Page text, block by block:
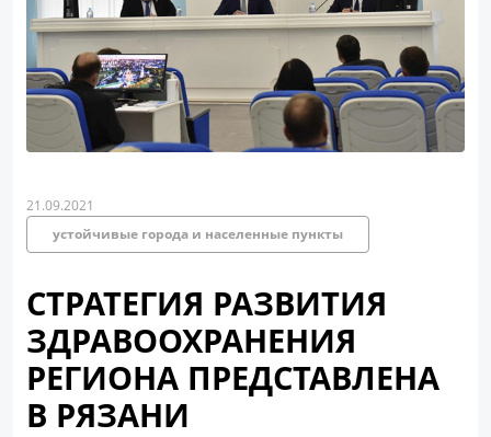
21.09.2021
устойчивые города и населенные пункты
СТРАТЕГИЯ РАЗВИТИЯ
ЗДРАВООХРАНЕНИЯ
РЕГИОНА ПРЕДСТАВЛЕНА
В РЯЗАНИ